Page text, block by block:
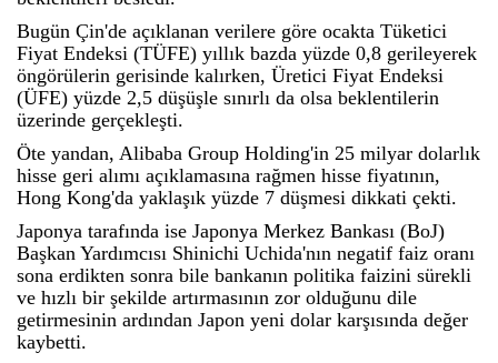
Bugün Çin'de açıklanan verilere göre ocakta Tüketici
Fiyat Endeksi (TÜFE) yıllık bazda yüzde 0,8 gerileyerek
öngörülerin gerisinde kalırken, Üretici Fiyat Endeksi
(ÜFE) yüzde 2,5 düşüşle sınırlı da olsa beklentilerin
üzerinde gerçekleşti.
Öte yandan, Alibaba Group Holding'in 25 milyar dolarlık
hisse geri alımı açıklamasına rağmen hisse fiyatının,
Hong Kong'da yaklaşık yüzde 7 düşmesi dikkati çekti.
Japonya tarafında ise Japonya Merkez Bankası (BoJ)
Başkan Yardımcısı Shinichi Uchida'nın negatif faiz oranı
sona erdikten sonra bile bankanın politika faizini sürekli
ve hızlı bir şekilde artırmasının zor olduğunu dile
getirmesinin ardından Japon yeni dolar karşısında değer
kaybetti.